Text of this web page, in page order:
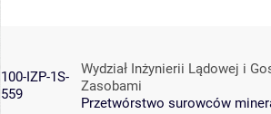
100-IZP-1S-
559
Wydział Inżynierii Lądowej i
Zasobami
Przetwórstwo surowców